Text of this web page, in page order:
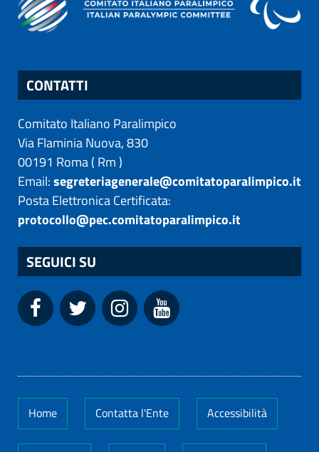
CONTATTI
Comitato Italiano Paralimpico
Via Flaminia Nuova, 830
00191 Roma( Rm)
Email:segreteriagenerale@comitatoparalimpico.it
Posta Elettronica Certificata:
protocollo@pec.comitatoparalimpico.it
SEGUICI SU
Home Contatta l'Ente Accessibilità